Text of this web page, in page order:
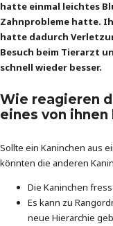
hatte einmal leichtes
Zahnprobleme hatte.
hatte dadurch
Besuch beim Tierarzt
schnell wieder besser.
Wie reagieren
eines von
Sollte ein Kaninchen aus
könnten die anderen
Die Kaninchen
Es kann zu
neue Hierarchie